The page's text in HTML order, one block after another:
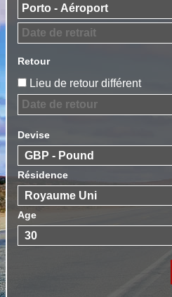
Retour
Lieu de retour différent
Devise
Résidence
Age